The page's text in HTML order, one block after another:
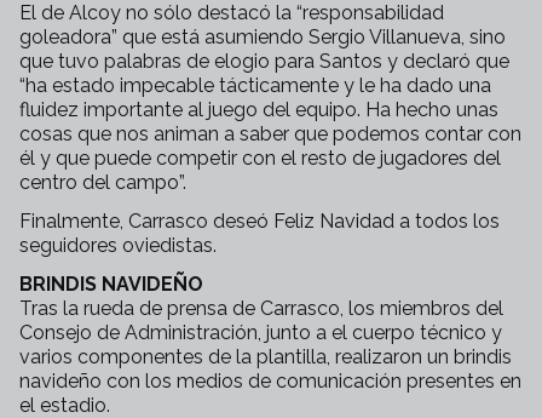
El de Alcoy no sólo destacó la “responsabilidad
goleadora” que está asumiendo Sergio Villanueva, sino
que tuvo palabras de elogio para Santos y declaró que
“ha estado impecable tácticamente y le ha dado una
fluidez importante al juego del equipo. Ha hecho unas
cosas que nos animan a saber que podemos contar con
él y que puede competir con el resto de jugadores del
centro del campo”.
Finalmente, Carrasco deseó Feliz Navidad a todos los
seguidores oviedistas.
BRINDIS NAVIDEÑO
Tras la rueda de prensa de Carrasco, los miembros del
Consejo de Administración, junto a el cuerpo técnico y
varios componentes de la plantilla, realizaron un brindis
navideño con los medios de comunicación presentes en
el estadio.